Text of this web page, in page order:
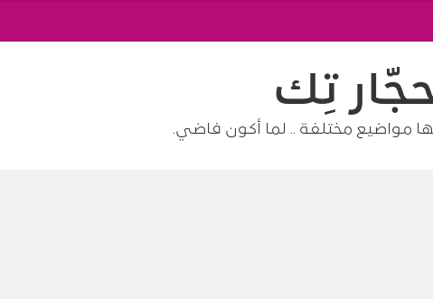
تِك
مواضيع مختلفة .. لما أكون فاضي.